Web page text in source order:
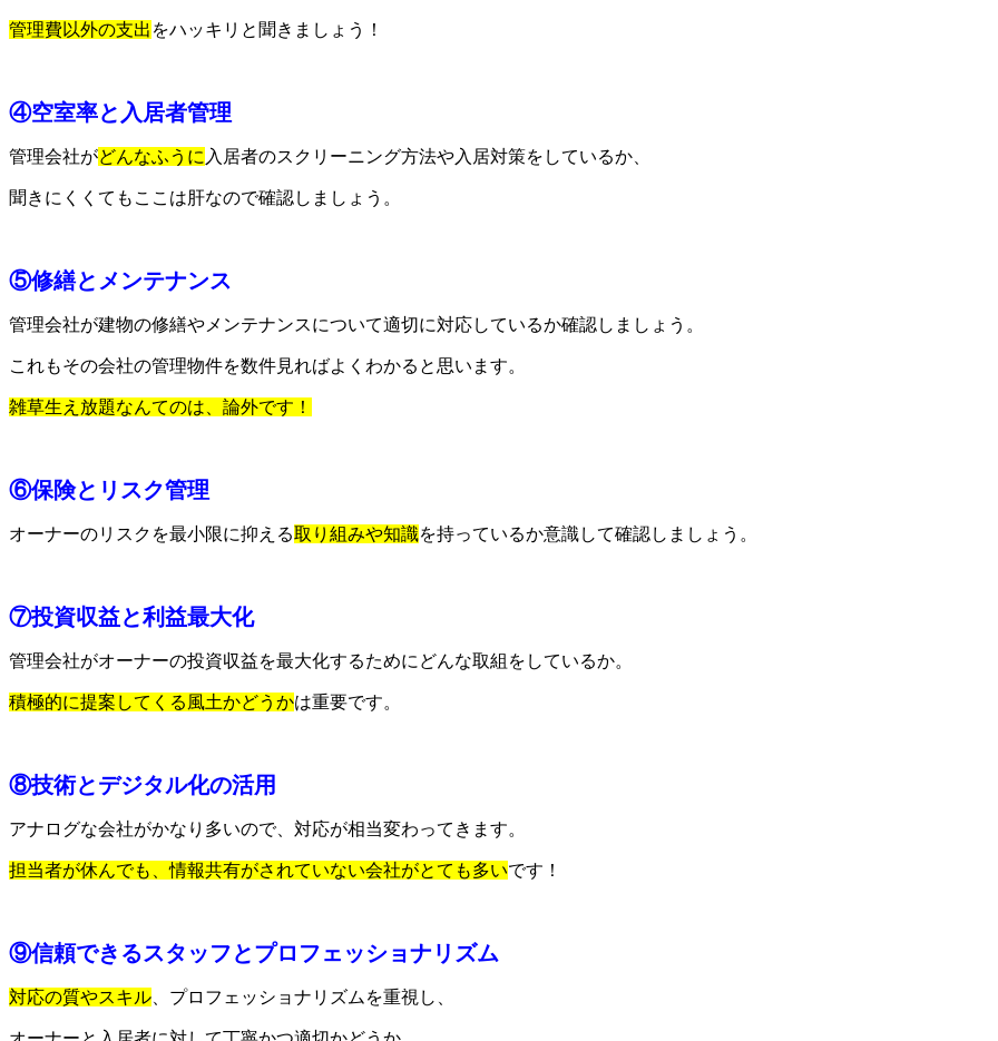
管理費以外の支出 をハッキリと聞きましょう！
④空室率と入居者管理
管理会社がどんなふうに 入居者のスクリーニング方法や入居対策をしているか、
聞きにくくてもここは肝なので確認しましょう。
⑤修繕とメンテナンス
管理会社が建物の修繕やメンテナンスについて適切に対応しているか確認しましょう。
これもその会社の管理物件を数件見ればよくわかると思います。
雑草生え放題なんてのは、論外です！
⑥保険とリスク管理
オーナーのリスクを最小限に抑える取り組みや知識を持っているか意識して確認しましょう。
⑦投資収益と利益最大化
管理会社がオーナーの投資収益を最大化するためにどんな取組をしているか。
積極的に提案してくる風土かどうかは重要です。
⑧技術とデジタル化の活用
アナログな会社がかなり多いので、対応が相当変わってきます。
担当者が休んでも、情報共有がされていない会社がとても多いです！
⑨信頼できるスタッフとプロフェッショナリズム
対応の質やスキル 、プロフェッショナリズムを重視し、